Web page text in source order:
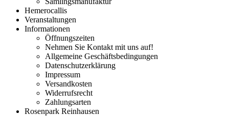
Hemerocallis
Veranstaltungen
Informationen
Öffnungszeiten
Nehmen Sie Kontakt mit uns auf!
Allgemeine Geschäftsbedingungen
Datenschutzerklärung
Impressum
Versandkosten
Widerrufsrecht
Zahlungsarten
Rosenpark Reinhausen